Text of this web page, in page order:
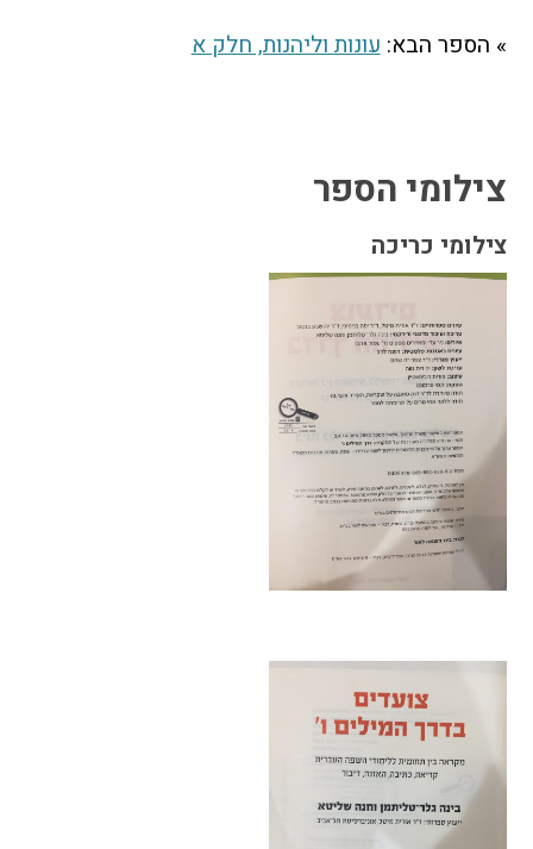
» הספר הבא:עונות וליהנות, חלק א
צילומי הספר
צילומי כריכה